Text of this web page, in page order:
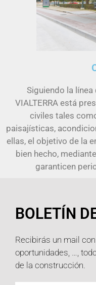
Siguiendo la
VIALTERRA está
civiles tales
paisajísticas,
ellas, el objetivo de la
bien hecho,
garanticen
BOLETÍN
Recibirás un mail
oportunidades, …,
de la construcción.